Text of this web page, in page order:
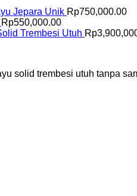
Jepara Unik Rp750,000.00
Rp550,000.00
Trembesi Utuh Rp
solid trembesi utuh tanpa